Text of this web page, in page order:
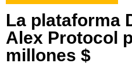
La plataforma
Alex Protocol
millones $